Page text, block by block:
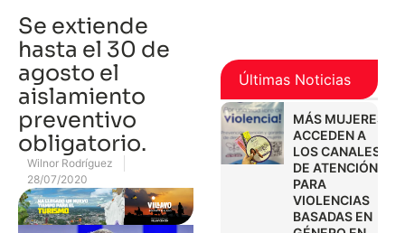
Se extiende
hasta el 30 de
agosto el
aislamiento
preventivo
obligatorio.
Wilnor Rodríguez
28/07/2020
Últimas Noticias
MÁS MUJERES
ACCEDEN A
LOS CANALES
DE ATENCIÓN
PARA
VIOLENCIAS
BASADAS EN